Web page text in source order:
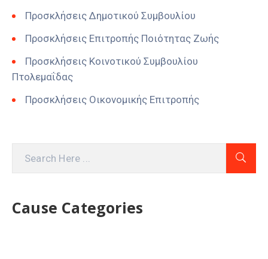
Προσκλήσεις Δημοτικού Συμβουλίου
Προσκλήσεις Επιτροπής Ποιότητας Ζωής
Προσκλήσεις Κοινοτικού Συμβουλίου
Πτολεμαΐδας
Προσκλήσεις Οικονομικής Επιτροπής
Cause Categories